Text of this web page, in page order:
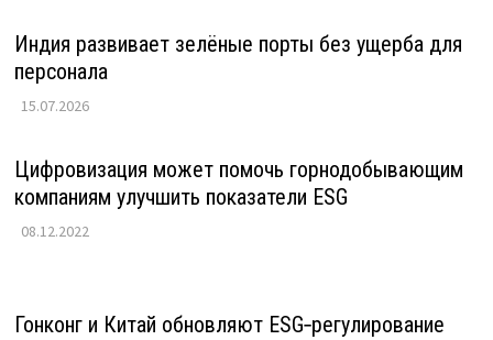
Индия развивает зелёные порты без ущерба для
персонала
15.07.2026
Цифровизация может помочь горнодобывающим
компаниям улучшить показатели ESG
08.12.2022
Гонконг и Китай обновляют ESG‑регулирование